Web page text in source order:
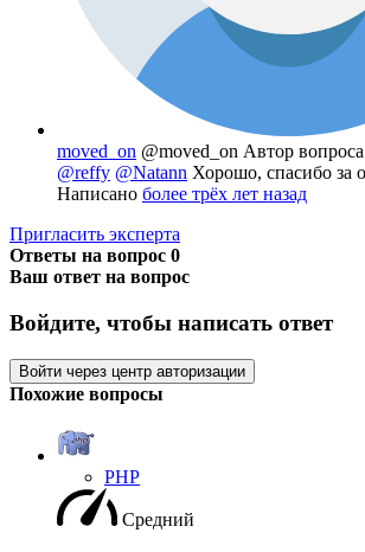
moved_on @moved_on Автор вопроса
@reffy @Natann Хорошо, спасибо за
Написано более трёх лет назад
Пригласить эксперта
Ответы на вопрос 0
Ваш ответ на вопрос
Войдите, чтобы написать ответ
Войти через центр авторизации
Похожие вопросы
PHP
Средний